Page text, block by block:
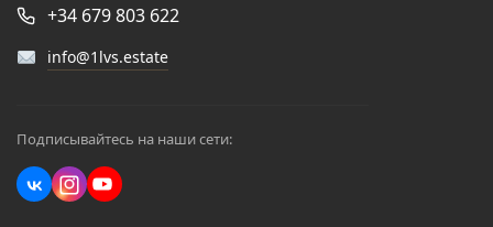
+34 679 803 622
info@1lvs.estate
Подписывайтесь на наши сети: